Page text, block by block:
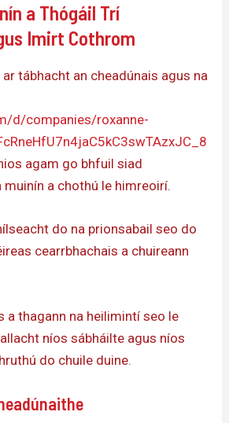
a Thógáil Trí
Imirt Cothrom
tábhacht an cheadúnais agus na
d/companies/roxanne-
agam go bhfuil siad
a chothú le himreoirí.
do na prionsabail seo do
cearrbhachais a chuireann
a thagann na heilimintí seo le
níos sábháilte agus níos
do chuile duine.